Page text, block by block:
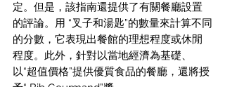
定。但是，該指南還提供了有關餐廳設置
的評論。用 “叉子和湯匙”的數量來計算不同
的分數，它表現出餐館的理想程度或休閒
程度。此外，針對以當地經濟為基礎、
以“超值價格”提供優質食品的餐廳，還將授